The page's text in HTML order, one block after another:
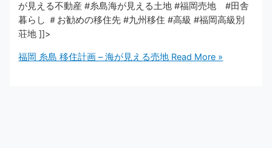
が見える不動産 #糸島海が見える土地 #福岡売地 #田舎
暮らし ＃お勧めの移住先 #九州移住 #高級 #福岡高級別
荘地 ]]>
福岡 糸島 移住計画 – 海が見える売地 Read More »